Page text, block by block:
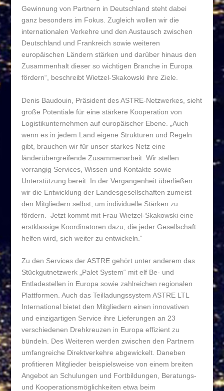
Gewinnung von Partnern in Deutschland steht dabei
ganz besonders im Fokus. Zugleich wollen wir die
internationalen Verkehre und den Austausch zwischen
Deutschland und Frankreich sowie weiteren
europäischen Ländern stärken und darüber hinaus den
Zusammenhalt dieser so wichtigen Branche in Europa
fördern“, beschreibt Wietzel-Skakowski ihre Ziele.
Denis Baudouin, Präsident des ASTRE-Netzwerkes, sieht
große Potentiale für eine stärkere Kooperation von
Logistikunternehmen auf europäischer Ebene. „Auch
wenn es in jedem Land eigene Strukturen und Regeln
gibt, brauchen wir für unser starkes Netz eine
länderübergreifende Zusammenarbeit. Wir stellen
vorrangig Services, Wissen und Kontakte sowie
Unterstützung bereit. In der Vergangenheit überließen
wir die Entwicklung der Landesgesellschaften zumeist
den Mitgliedern selbst, um individuelle Stärken zu
fördern. Jetzt kommt mit Frau Wietzel-Skakowski eine
erstklassige Koordinatoren dazu, die jeder Gesellschaft
helfen wird, sich weiter zu entwickeln.“
Zu den Services der ASTRE gehört unter anderem das
Stückgutnetzwerk „Palet System“ mit elf Be- und
Entladestellen in Europa sowie zahlreichen regionalen
Plattformen. Auch das Teilladungssystem ASTRE LTL
International bietet den Mitgliedern einen innovativen
und einzigartigen Service ihre Lieferungen an 23
verschiedenen Drehkreuzen in Europa effizient zu
bündeln. Des Weiteren werden zwischen den Partnern
umfangreiche Direktverkehre abgewickelt. Daneben
profitieren Mitglieder beispielsweise von einem breiten
Angebot an Schulungen und Fortbildungen, Beratungs-
und Kooperationsmöglichkeiten etwa beim